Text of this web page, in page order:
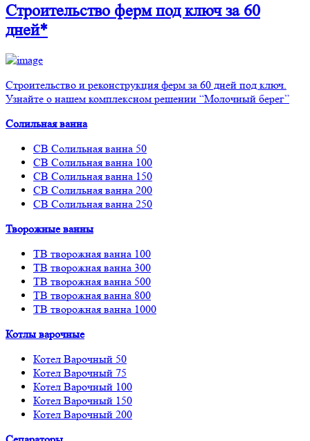
Строительство фермпод ключ за 60
дней*
Строительство и реконструкция ферм за 60 дней под ключ.
Узнайте о нашем комплексном решении “Молочный берег”
Солильная ванна
СВ Солильная ванна 50
СВ Солильная ванна 100
СВ Солильная ванна 150
СВ Солильная ванна 200
СВ Солильная ванна 250
Творожные ванны
ТВ творожная ванна 100
ТВ творожная ванна 300
ТВ творожная ванна 500
ТВ творожная ванна 800
ТВ творожная ванна 1000
Котлы варочные
Котел Варочный 50
Котел Варочный 75
Котел Варочный 100
Котел Варочный 150
Котел Варочный 200